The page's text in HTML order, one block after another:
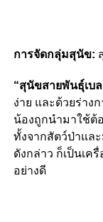
การจัดกลุ่มสุนัข:
“สุนัขสายพันธุ์เบล
ง่าย และด้วยร่าง
น้องถูกนำมาใช้ต้
ทั้งจากสัตว์ป่าแล
ดังกล่าว ก็เป็นเค
อย่างดี